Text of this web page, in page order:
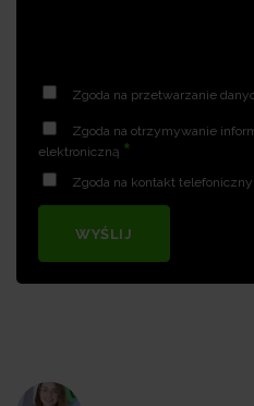
Zgoda na przetwarzanie
Zgoda na otrzymywanie
elektroniczną *
Zgoda na kontakt
WYŚLIJ